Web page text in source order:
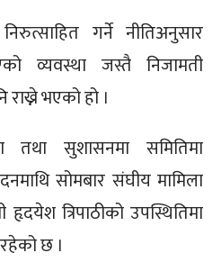
गर्ने नीतिअनुसार
व्यवस्था जस्तै निजामती
भएको हो ।
तथा सुशासनमा समितिमा
सोमबार संघीय मामिला
हृदयेश त्रिपाठीको उपस्थितिमा
छ ।